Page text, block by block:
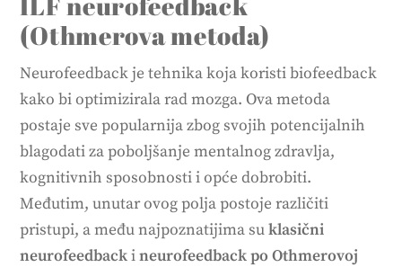
(Othmerova metoda)
Neurofeedback je tehnika koja koristi biofeedback
kako bi optimizirala rad mozga. Ova metoda
postaje sve popularnija zbog svojih potencijalnih
blagodati za poboljšanje mentalnog zdravlja,
kognitivnih sposobnosti i opće dobrobiti.
Međutim, unutar ovog polja postoje različiti
pristupi, a među najpoznatijima suklasični
neurofeedbackineurofeedback po Othmerovoj